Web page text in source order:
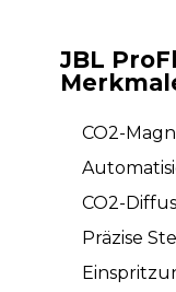
JBL
CO2-
CO2-
Präzise